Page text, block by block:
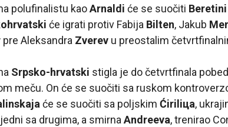
polufinalistu kaoArnaldi će se suočiti Beretini
će igrati protiv Fabija Bilten, Jakub
pre Aleksandra Zverev u preostalim
Srpsko-hrvatski stigla je do četvrtfinala
meču. On će se suočiti sa ruskom
će se suočiti sa poljskim Ćiriliцa,
sa drugima, a smirna Andreeva, trenirao